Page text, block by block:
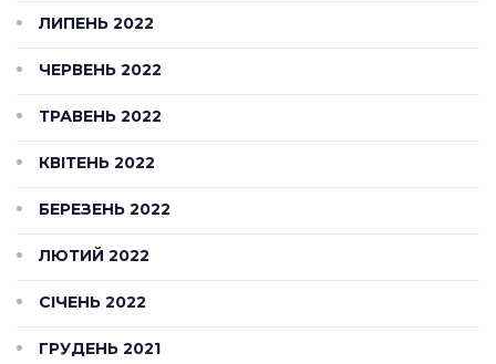
ЛИПЕНЬ 2022
ЧЕРВЕНЬ 2022
ТРАВЕНЬ 2022
КВІТЕНЬ 2022
БЕРЕЗЕНЬ 2022
ЛЮТИЙ 2022
СІЧЕНЬ 2022
ГРУДЕНЬ 2021